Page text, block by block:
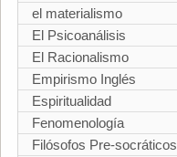
el materialismo
El Psicoanálisis
El Racionalismo
Empirismo Inglés
Espiritualidad
Fenomenología
Filósofos Pre-socráticos